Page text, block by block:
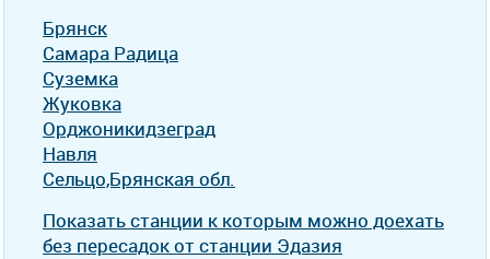
Брянск
Самара Радица
Суземка
Жуковка
Орджоникидзеград
Навля
Сельцо,Брянская обл.
Показать станции к которым можно доехать
без пересадок от станции Эдазия